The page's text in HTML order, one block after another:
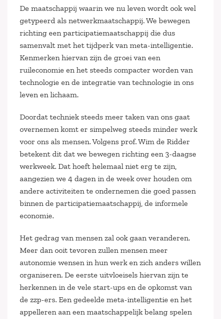
De maatschappij waarin we nu leven wordt ook wel
getypeerd als netwerkmaatschappij. We bewegen
richting een participatiemaatschappij die dus
samenvalt met het tijdperk van meta-intelligentie.
Kenmerken hiervan zijn de groei van een
ruileconomie en het steeds compacter worden van
technologie en de integratie van technologie in ons
leven en lichaam.
Doordat techniek steeds meer taken van ons gaat
overnemen komt er simpelweg steeds minder werk
voor ons als mensen. Volgens prof. Wim de Ridder
betekent dit dat we bewegen richting een 3-daagse
werkweek. Dat hoeft helemaal niet erg te zijn,
aangezien we 4 dagen in de week over houden om
andere activiteiten te ondernemen die goed passen
binnen de participatiemaatschappij, de informele
economie.
Het gedrag van mensen zal ook gaan veranderen.
Meer dan ooit tevoren zullen mensen meer
autonomie wensen in hun werk en zich anders willen
organiseren. De eerste uitvloeisels hiervan zijn te
herkennen in de vele start-ups en de opkomst van
de zzp-ers. Een gedeelde meta-intelligentie en het
appelleren aan een maatschappelijk belang spelen